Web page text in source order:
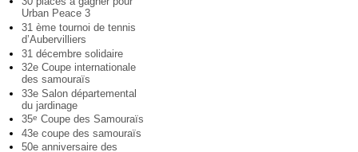
Urban Peace 3
31 ème tournoi de tennis
d’Aubervilliers
31 décembre solidaire
32e Coupe internationale
des samouraïs
33e Salon départemental
du jardinage
35e Coupe des Samouraïs
43e coupe des samouraïs
50e anniversaire des